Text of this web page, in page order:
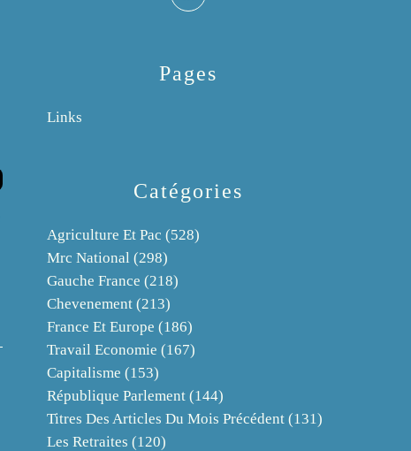
Catégories
Agriculture Et Pac (528)
Mrc National (298)
Gauche France (218)
Chevenement (213)
France Et Europe (186)
Travail Economie (167)
Capitalisme (153)
République Parlement (144)
Titres Des Articles Du Mois Précédent (131)
Les Retraites (120)
Pages
Links